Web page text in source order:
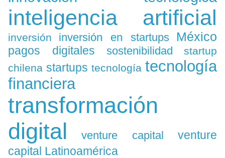
inteligencia artificial
inversión inversión en startups México
pagos digitales sostenibilidad
startup
chilena startups tecnología tecnología
financiera
transformación
digital
venture capital
venture
capital Latinoamérica